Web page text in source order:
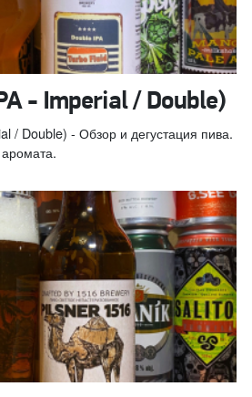
- Imperial / Double)
/ Double) - Обзор и дегустация пива.